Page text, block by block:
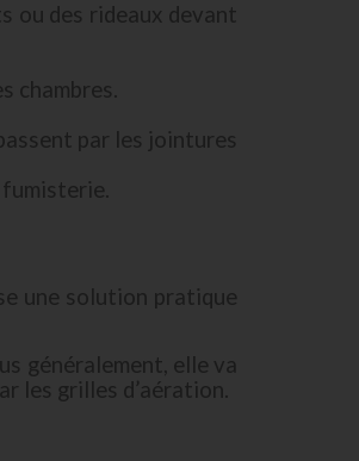
ou des rideaux devant
chambres.
par les jointures
une solution pratique
généralement, elle va
les grilles d’aération.